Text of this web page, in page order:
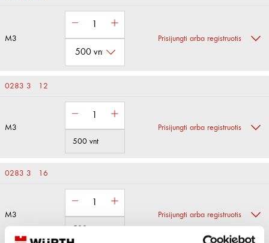
M3 Prisijungti arba registruotis
0283 3 12
M3
500 vnt
Prisijungti arba registruotis
0283 3 16
M3
500 vnt
Prisijungti arba registruotis